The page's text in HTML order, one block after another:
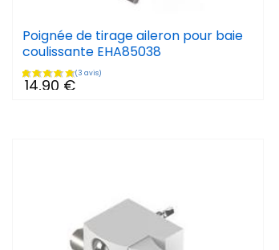
Poignée de tirage aileron pour baie
coulissante EHA85038
14,90 €